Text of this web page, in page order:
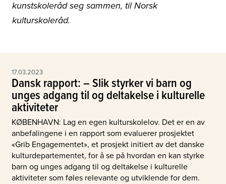
kunstskoleråd seg sammen, til Norsk
kulturskoleråd.
17.03.2023
Dansk rapport: – Slik styrker vi barn og
unges adgang til og deltakelse i kulturelle
aktiviteter
KØBENHAVN: Lag en egen kulturskolelov. Det er en av
anbefalingene i en rapport som evaluerer prosjektet
«Grib Engagementet», et prosjekt initiert av det danske
kulturdepartementet, for å se på hvordan en kan styrke
barn og unges adgang til og deltakelse i kulturelle
aktiviteter som føles relevante og utviklende for dem.